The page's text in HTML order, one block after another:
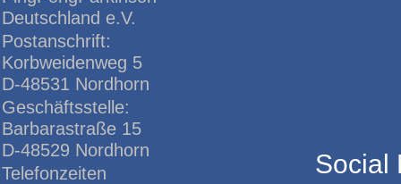
Deutschland e.V.
Postanschrift:
Korbweidenweg 5
D-48531 Nordhorn
Geschäftsstelle:
Barbarastraße 15
D-48529 Nordhorn
Telefonzeiten
Social